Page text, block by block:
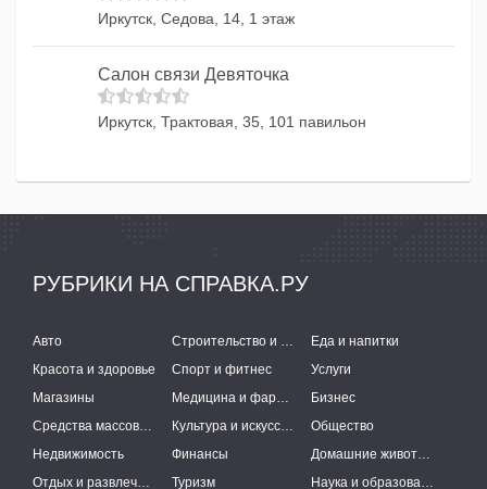
Иркутск, Седова, 14, 1 этаж
Салон связи Девяточка
Иркутск, Трактовая, 35, 101 павильон
РУБРИКИ НА СПРАВКА.РУ
Авто Строительство и ремонт
Еда и напитки
Красота и здоровье
Спорт и фитнес
Услуги
Магазины
Медицина и фармацевтика
Бизнес
Средства массовой информации
Культура и искусство
Общество
Недвижимость
Финансы
Домашние животные
Отдых и развлечения
Туризм Наука и образование